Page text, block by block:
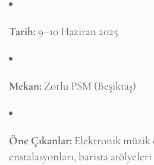
Tarih: 9–10 Haziran 2025
Mekan: Zorlu PSM (Beşiktaş)
Öne Çıkanlar: Elektronik müzik
enstalasyonları, barista atölyeleri